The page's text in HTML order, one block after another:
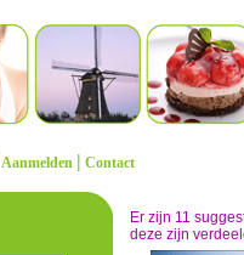
Aanmelden | Contact
Er zijn 11
deze zijn